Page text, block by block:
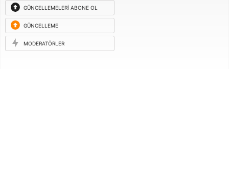
GÜNCELLEMELERI ABONE OL
GÜNCELLEME
ISTEĞI
MODERATÖRLER